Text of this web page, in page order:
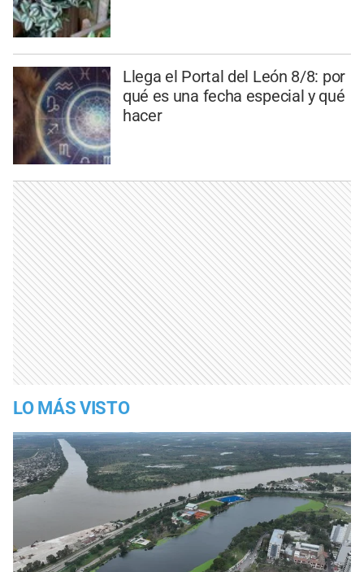
Llega el Portal del León 8/8: por
qué es una fecha especial y qué
hacer
LO MÁS VISTO